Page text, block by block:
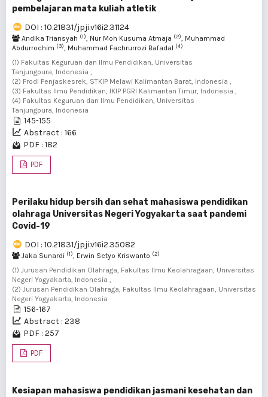
pembelajaran mata kuliah atletik
DOI : 10.21831/jpji.v16i2.31124
Andika Triansyah (1), Nur Moh Kusuma Atmaja (2), Muhammad
Abdurrochim (3), Muhammad Fachrurrozi Bafadal (4)
(1) Fakultas Keguruan dan Ilmu Pendidikan, Universitas
Tanjungpura, Indonesia ,
(2) Prodi Penjaskesrek, STKIP Melawi Kalimantan Barat, Indonesia ,
(3) Fakultas Ilmu Pendidikan, IKIP PGRI Kalimantan Timur, Indonesia ,
(4) Fakultas Keguruan dan Ilmu Pendidikan, Universitas
Tanjungpura, Indonesia
145-155
Abstract : 166
PDF : 182
PDF
Perilaku hidup bersih dan sehat mahasiswa pendidikan
olahraga Universitas Negeri Yogyakarta saat pandemi
Covid-19
DOI : 10.21831/jpji.v16i2.35082
Jaka Sunardi (1), Erwin Setyo Kriswanto (2)
(1) Jurusan Pendidikan Olahraga, Fakultas Ilmu Keolahragaan, Universitas
Negeri Yogyakarta, Indonesia ,
(2) Jurusan Pendidikan Olahraga, Fakultas Ilmu Keolahragaan, Universitas
Negeri Yogyakarta, Indonesia
156-167
Abstract : 238
PDF : 257
PDF
Kesiapan mahasiswa pendidikan jasmani kesehatan dan